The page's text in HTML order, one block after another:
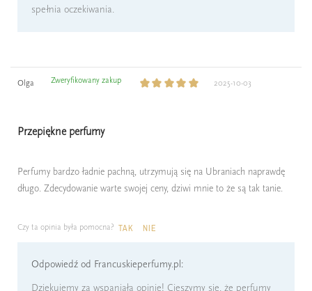
spełnia oczekiwania.
Olga Zweryfikowany zakup 2025-10-03
Przepiękne perfumy
Perfumy bardzo ładnie pachną, utrzymują się na Ubraniach naprawdę
długo. Zdecydowanie warte swojej ceny, dziwi mnie to że są tak tanie.
Czy ta opinia była pomocna? TAK NIE
Odpowiedź od Francuskieperfumy.pl:
Dziękujemy za wspaniałą opinię! Cieszymy się, że perfumy